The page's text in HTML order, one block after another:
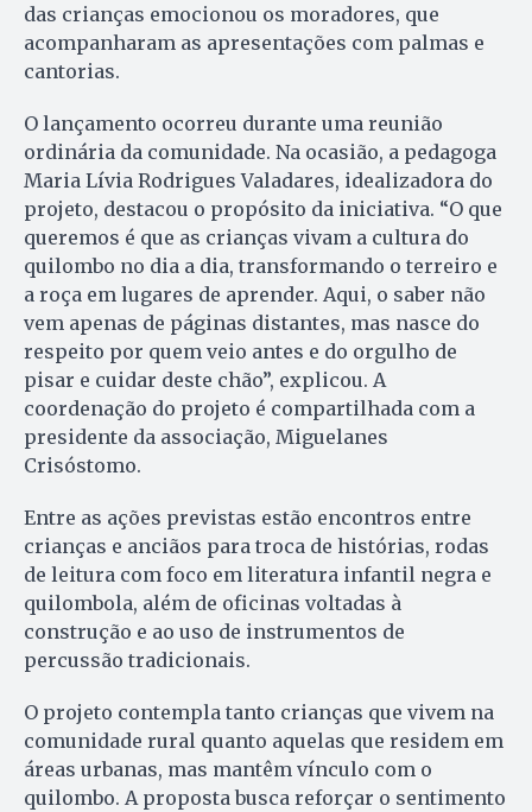
das crianças emocionou os moradores, que
acompanharam as apresentações com palmas e
cantorias.
O lançamento ocorreu durante uma reunião
ordinária da comunidade. Na ocasião, a pedagoga
Maria Lívia Rodrigues Valadares, idealizadora do
projeto, destacou o propósito da iniciativa. “O que
queremos é que as crianças vivam a cultura do
quilombo no dia a dia, transformando o terreiro e
a roça em lugares de aprender. Aqui, o saber não
vem apenas de páginas distantes, mas nasce do
respeito por quem veio antes e do orgulho de
pisar e cuidar deste chão”, explicou. A
coordenação do projeto é compartilhada com a
presidente da associação, Miguelanes
Crisóstomo.
Entre as ações previstas estão encontros entre
crianças e anciãos para troca de histórias, rodas
de leitura com foco em literatura infantil negra e
quilombola, além de oficinas voltadas à
construção e ao uso de instrumentos de
percussão tradicionais.
O projeto contempla tanto crianças que vivem na
comunidade rural quanto aquelas que residem em
áreas urbanas, mas mantêm vínculo com o
quilombo. A proposta busca reforçar o sentimento